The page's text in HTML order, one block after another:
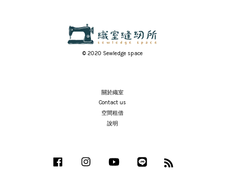
© 2020 Sewledge space
關於織室
Contact us
空間租借
說明
Facebook Instagram YouTube